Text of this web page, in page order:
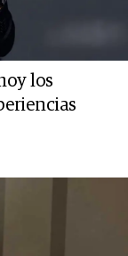
los